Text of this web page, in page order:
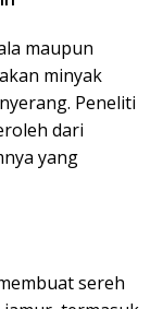
maupun
minyak
Peneliti
dari
yang
sereh